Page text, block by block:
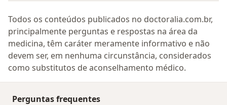
Todos os conteúdos publicados no doctoralia.com.br,
principalmente perguntas e respostas na área da
medicina, têm caráter meramente informativo e não
devem ser, em nenhuma circunstância, considerados
como substitutos de aconselhamento médico.
Perguntas frequentes